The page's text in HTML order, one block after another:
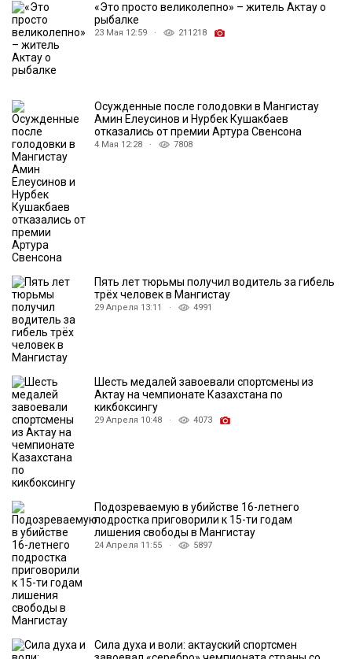
«Это просто великолепно» – житель Актау о
рыбалке
23 Мая 12:59 · 211218
Осужденные после голодовки в Мангистау
Амин Елеусинов и Нурбек Кушакбаев
отказались от премии Артура Свенсона
4 Мая 12:28 · 7808
Пять лет тюрьмы получил водитель за гибель
трёх человек в Мангистау
29 Апреля 13:11 · 4991
Шесть медалей завоевали спортсмены из
Актау на чемпионате Казахстана по
кикбоксингу
29 Апреля 10:48 · 4073
Подозреваемую в убийстве 16-летнего
подростка приговорили к 15-ти годам
лишения свободы в Мангистау
24 Апреля 11:55 · 5897
Сила духа и воли: актауский спортсмен